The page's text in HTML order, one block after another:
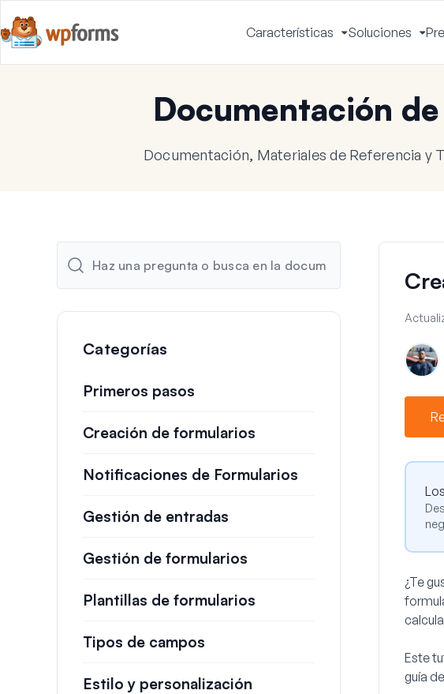
Características
Activar
menú
Soluciones
Documentación
Documentación, Materiales de Referencia y
¿Te
Este
guía
Categorías
Primeros pasos
Creación de formularios
Notificaciones de Formularios
Gestión de entradas
Gestión de formularios
Plantillas de formularios
Tipos de campos
Estilo y personalización